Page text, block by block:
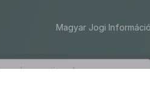
Magyar Jogi